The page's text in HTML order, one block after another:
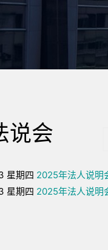
说会
星期四 2025年法人说明
星期四 2025年法人说明